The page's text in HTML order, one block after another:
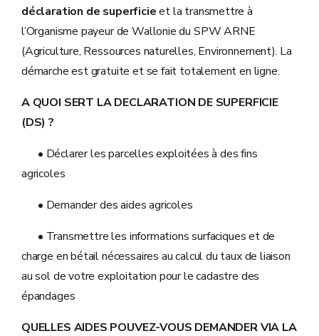
déclaration de superficieet la transmettre à
l’Organisme payeur de Wallonie du SPW ARNE
(Agriculture, Ressources naturelles, Environnement). La
démarche est gratuite et se fait totalement en ligne.
A QUOI SERT LA DECLARATION DE SUPERFICIE
(DS) ?
• Déclarer les parcelles exploitées à des fins
agricoles
• Demander des aides agricoles
• Transmettre les informations surfaciques et de
charge en bétail nécessaires au calcul du taux de liaison
au sol de votre exploitation pour le cadastre des
épandages
QUELLES AIDES POUVEZ-VOUS DEMANDER VIA LA